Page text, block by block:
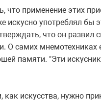
что применение этих
искусно употреблял бы
что он развил
О самих мнемотехниках
памяти. "Эти
как искусства, нужно